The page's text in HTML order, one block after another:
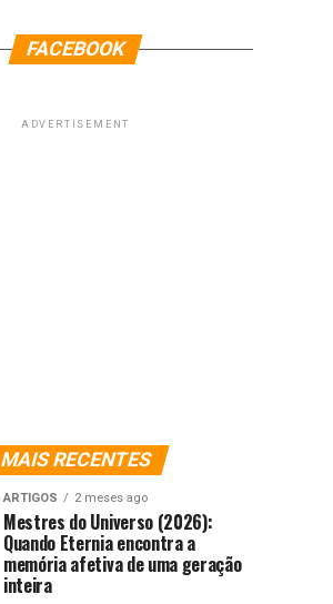
FACEBOOK
ADVERTISEMENT
MAIS RECENTES
ARTIGOS 2 meses ago
Mestres do Universo (2026):
Quando Eternia encontra a
memória afetiva de uma geração
inteira